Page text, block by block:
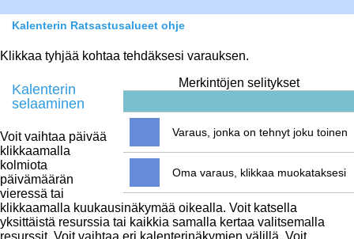
Kalenterin Ratsastusalueet ohje
Klikkaa tyhjää kohtaa tehdäksesi varauksen.
Merkintöjen selitykset
Varaus, jonka on tehnyt joku toinen
Oma varaus, klikkaa muokataksesi
Kalenterin
selaaminen
Voit vaihtaa päivää
klikkaamalla
kolmiota
päivämäärän
vieressä tai
klikkaamalla kuukausinäkymää oikealla. Voit katsella
yksittäistä resurssia tai kaikkia samalla kertaa valitsemalla
resurssit. Voit vaihtaa eri kalenterinäkymien välillä. Voit